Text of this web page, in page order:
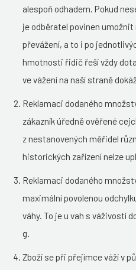
alespoň odhadem. Pokud
je odběratel povinen
převážení, a to i po
hmotnosti řidič řeší vždy
ve vážení na naší straně
Reklamaci dodaného
zákazník úředně ověřené
z nestanovených měřidel
historických zařízení nelze
Reklamaci dodaného
maximální povolenou
váhy. To je u vah s váživostí
g.
Zboží se při přejímce váží v